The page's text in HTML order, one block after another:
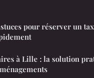
pour réserver un
à Lille : la solution